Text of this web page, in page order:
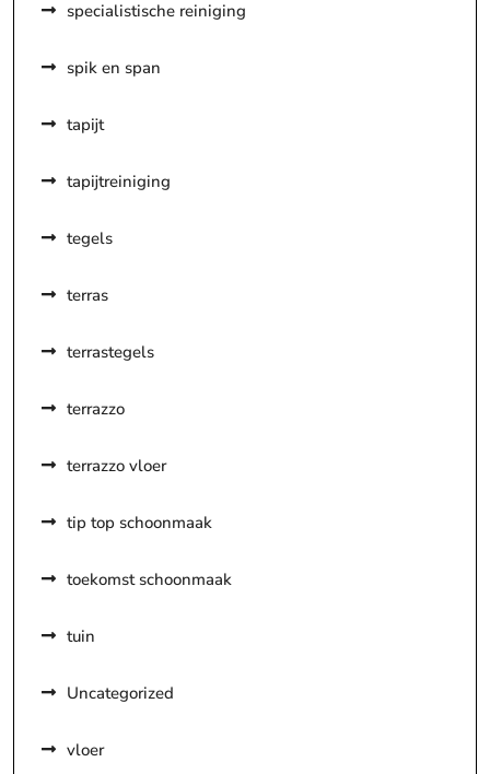
specialistische reiniging
spik en span
tapijt
tapijtreiniging
tegels
terras
terrastegels
terrazzo
terrazzo vloer
tip top schoonmaak
toekomst schoonmaak
tuin
Uncategorized
vloer